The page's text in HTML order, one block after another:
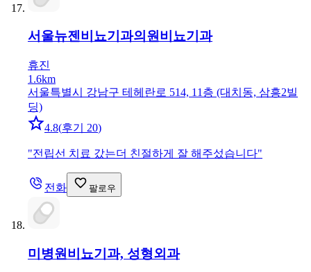
서울뉴젠비뇨기과의원비뇨기과
휴진
1.6km
서울특별시 강남구 테헤란로 514, 11층 (대치동, 삼흥2빌
딩)
4.8(후기 20)
"전립선 치료 갔는더 친절하게 잘 해주섰습니다"
전화 팔로우
미병원 비뇨기과, 성형외과